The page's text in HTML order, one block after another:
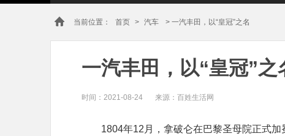
当前位置： 首页 > 汽车 > 一汽丰田，以“皇冠”之名
一汽丰田，以“皇冠”之
时间： 2021-08-24 来源：百姓生活网
1804年12月，拿破仑在巴黎圣母院正式